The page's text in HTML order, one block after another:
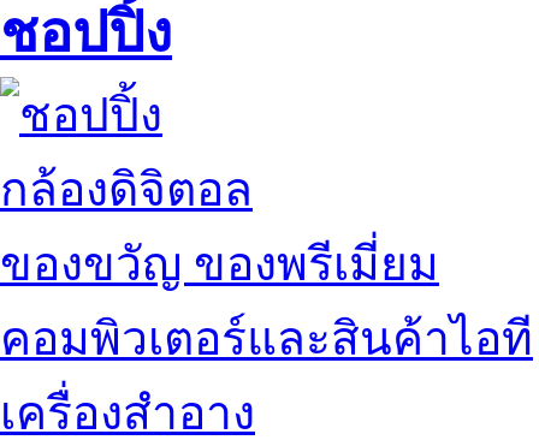
ชอปปิ้ง
กล้องดิจิตอล
ของขวัญ ของพรีเมี่ยม
คอมพิวเตอร์และสินค้าไอที
เครื่องสำอาง